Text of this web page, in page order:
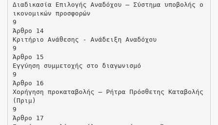
Διαδικασία Επιλογής Αναδόχου – Σύστημα υποβολής ο
ικονομικών προσφορών
9
Άρθρο 14
Κριτήριο Ανάθεσης - Ανάδειξη Αναδόχου
9
Άρθρο 15
Εγγύηση συμμετοχής στο διαγωνισμό
9
Άρθρο 16
Χορήγηση προκαταβολής – Ρήτρα Πρόσθετης Καταβολής
(Πριμ)
9
Άρθρο 17